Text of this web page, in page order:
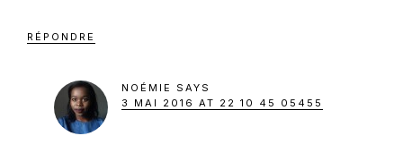
RÉPONDRE
NOÉMIE
SAYS
3 MAI 2016 AT 22 10 45 05455